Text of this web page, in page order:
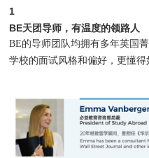
1
BE天团导师，有温度的领路人
BE的导师团队均拥有多年英国
学校的面试风格和偏好，更懂得